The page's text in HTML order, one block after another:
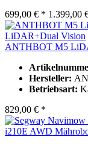
699,00 € * 1.399,00
ANTHBOT M5
Hersteller:
Betriebsart:
829,00 € *
i210E AWD